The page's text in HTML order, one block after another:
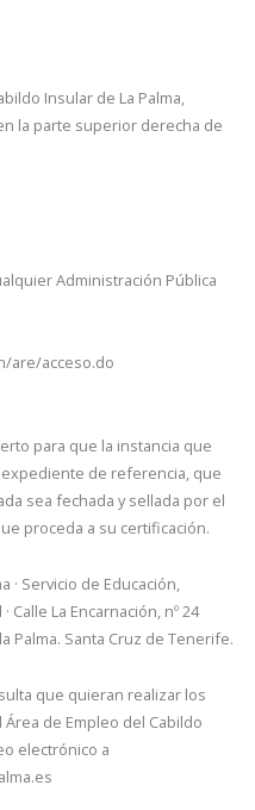
Insular de La Palma,
la parte superior derecha de
Administración Pública
are/acceso.do
para que la instancia que
de referencia, que
sea fechada y sellada por el
proceda a su certificación.
· Servicio de Educación,
Calle La Encarnación, nº 24
Palma. Santa Cruz de Tenerife.
que quieran realizar los
de Empleo del Cabildo
electrónico a